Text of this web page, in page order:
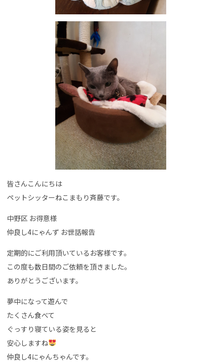
皆さんこんにちは
ペットシッターねこまもり斉藤です。
中野区 お得意様
仲良し4にゃんず お世話報告
定期的にご利用頂いているお客様です。
この度も数日間のご依頼を頂きました。
ありがとうございます。
夢中になって遊んで
たくさん食べて
ぐっすり寝ている姿を見ると
安心しますね
仲良し4にゃんちゃんです。